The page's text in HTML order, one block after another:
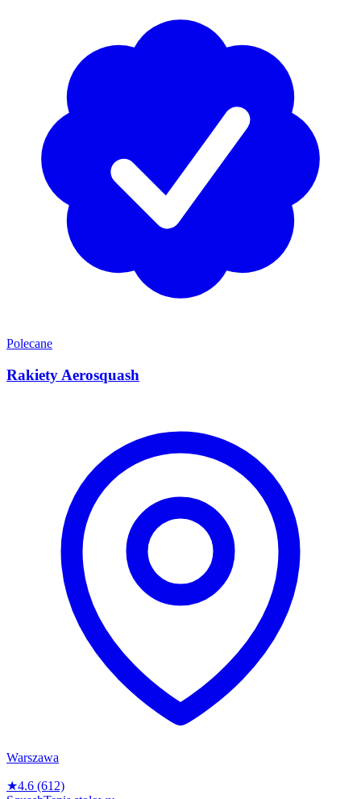
Polecane
Rakiety Aerosquash
Warszawa
★4.6 (612)